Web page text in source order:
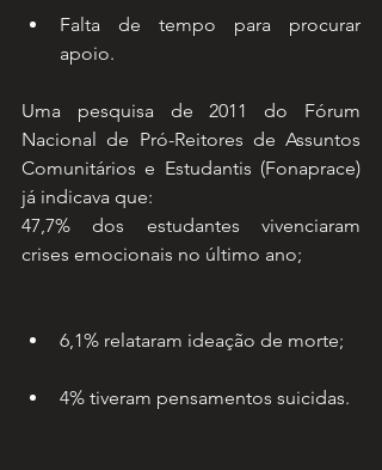
Falta de tempo para procurar
apoio.
Uma pesquisa de 2011 do Fórum
Nacional de Pró-Reitores de Assuntos
Comunitários e Estudantis (Fonaprace)
já indicava que:
47,7% dos estudantes vivenciaram
crises emocionais no último ano;
6,1% relataram ideação de morte;
4% tiveram pensamentos suicidas.